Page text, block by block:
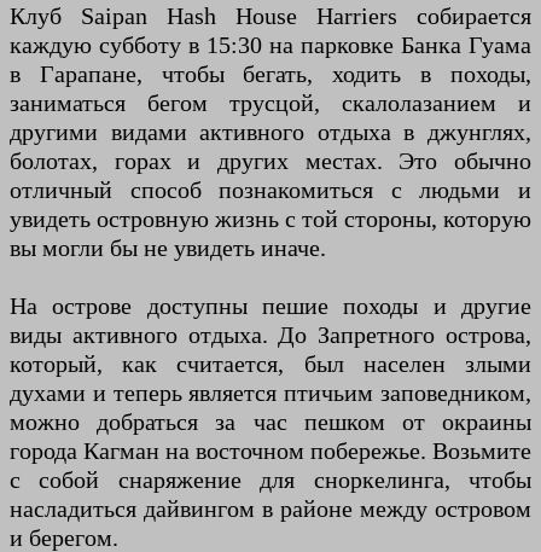
Клуб Saipan Hash House Harriers собирается
каждую субботу в 15:30 на парковке Банка Гуама
в Гарапане, чтобы бегать, ходить в походы,
заниматься бегом трусцой, скалолазанием и
другими видами активного отдыха в джунглях,
болотах, горах и других местах. Это обычно
отличный способ познакомиться с людьми и
увидеть островную жизнь с той стороны, которую
вы могли бы не увидеть иначе.
На острове доступны пешие походы и другие
виды активного отдыха. До Запретного острова,
который, как считается, был населен злыми
духами и теперь является птичьим заповедником,
можно добраться за час пешком от окраины
города Кагман на восточном побережье. Возьмите
с собой снаряжение для сноркелинга, чтобы
насладиться дайвингом в районе между островом
и берегом.